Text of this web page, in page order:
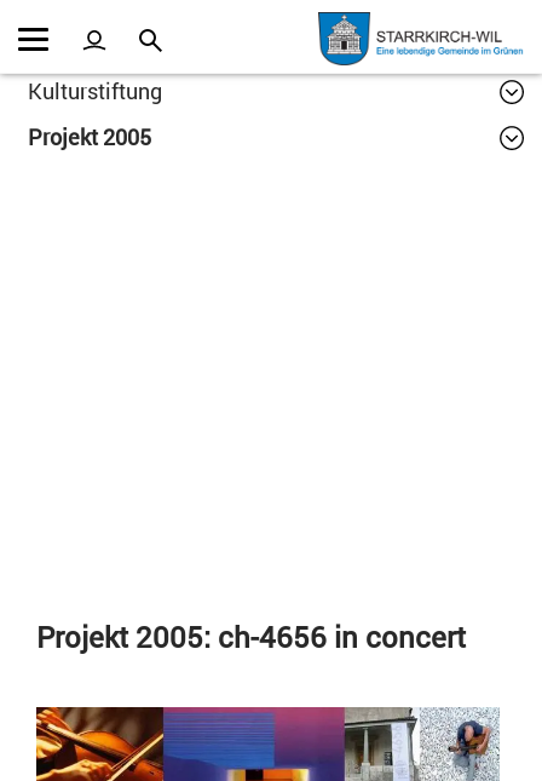
Kopfzeile
Inhalt
Kulturstiftung
Projekt 2005
Projekt 2005: ch-4656 in concert